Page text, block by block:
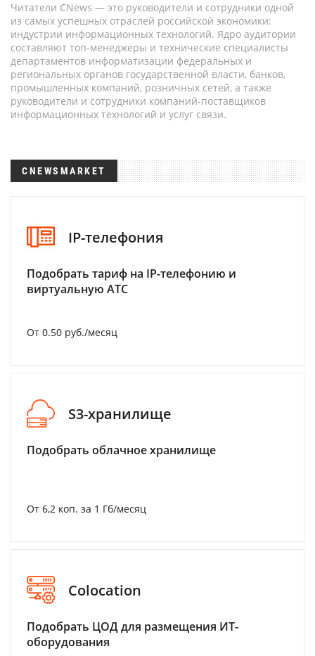
Читатели CNews — это руководители и сотрудники одной
из самых успешных отраслей российской экономики:
индустрии информационных технологий. Ядро аудитории
составляют топ-менеджеры и технические специалисты
департаментов информатизации федеральных и
региональных органов государственной власти, банков,
промышленных компаний, розничных сетей, а также
руководители и сотрудники компаний-поставщиков
информационных технологий и услуг связи.
CNEWSMARKET
IP-телефония
Подобрать тариф на IP-телефонию и
виртуальную АТС
От 0.50 руб./месяц
S3-хранилище
Подобрать облачное хранилище
От 6,2 коп. за 1 Гб/месяц
Colocation
Подобрать ЦОД для размещения ИТ-
оборудования